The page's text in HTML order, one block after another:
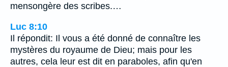
mensongère des scribes.…
Luc 8:10
Il répondit: Il vous a été donné de connaître les
mystères du royaume de Dieu; mais pour les
autres, cela leur est dit en paraboles, afin qu'en